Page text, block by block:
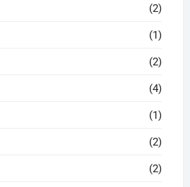
(2)
(1)
(2)
(4)
(1)
(2)
(2)